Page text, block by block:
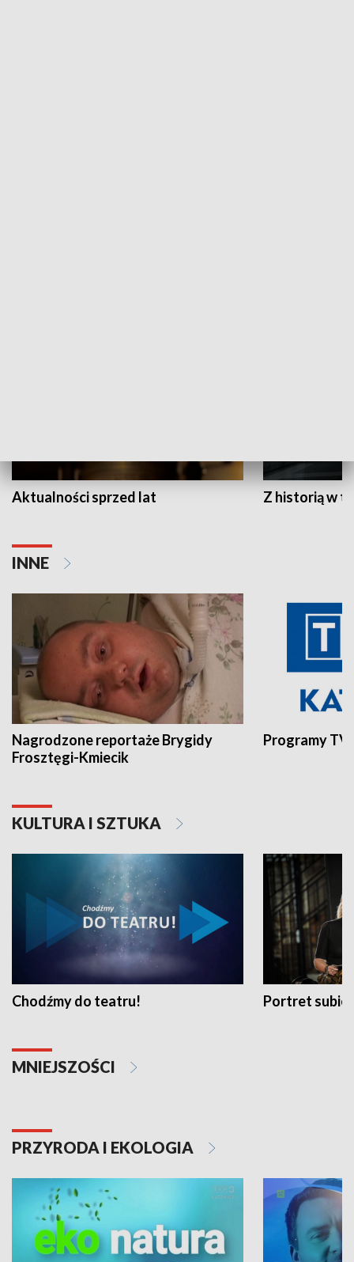
Aktualności sprzed lat Z historią w
INNE
Nagrodzone reportaże Brygidy
Frosztęgi-Kmiecik
Programy
KULTURA I SZTUKA
Chodźmy do teatru! Portret
MNIEJSZOŚCI
PRZYRODA I EKOLOGIA